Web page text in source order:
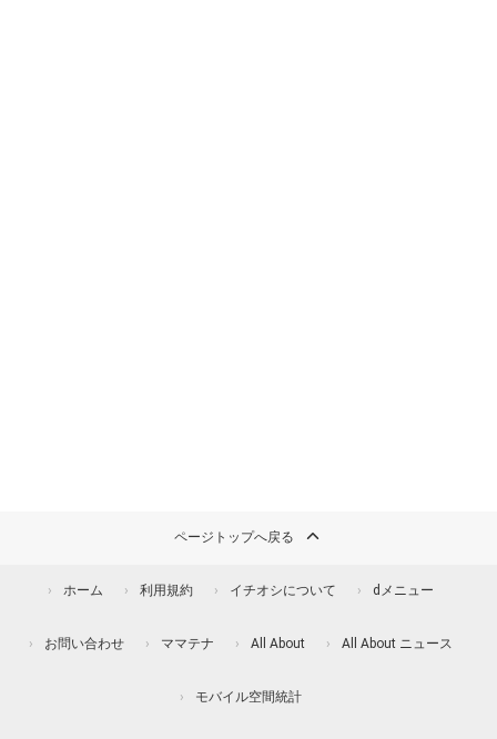
ページトップへ戻る
ホーム 利用規約 イチオシについて dメニュー
お問い合わせ ママテナ All About All About ニュース
モバイル空間統計